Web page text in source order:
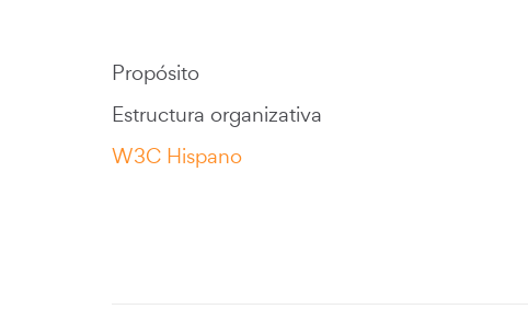
Propósito
Estructura organizativa
W3C Hispano